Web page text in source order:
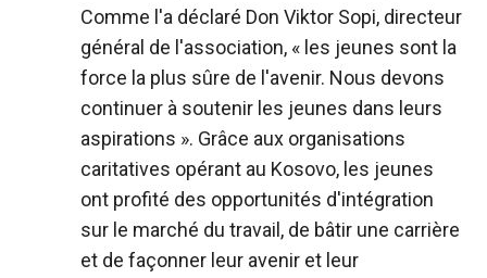
Comme l'a déclaré Don Viktor Sopi, directeur
général de l'association, « les jeunes sont la
force la plus sûre de l'avenir. Nous devons
continuer à soutenir les jeunes dans leurs
aspirations ». Grâce aux organisations
caritatives opérant au Kosovo, les jeunes
ont profité des opportunités d'intégration
sur le marché du travail, de bâtir une carrière
et de façonner leur avenir et leur